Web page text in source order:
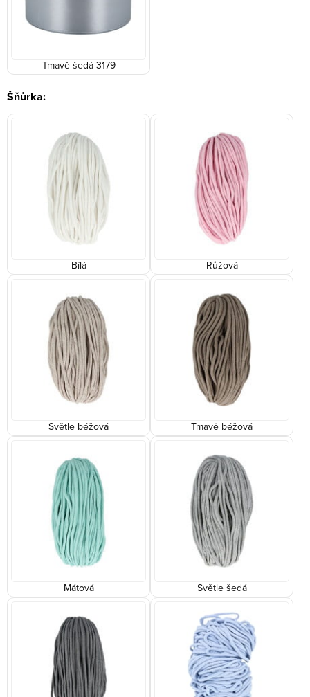
Tmavě šedá 3179
Šňůrka:
Bílá Růžová
Světle béžová Tmavě béžová
Mátová Světle šedá